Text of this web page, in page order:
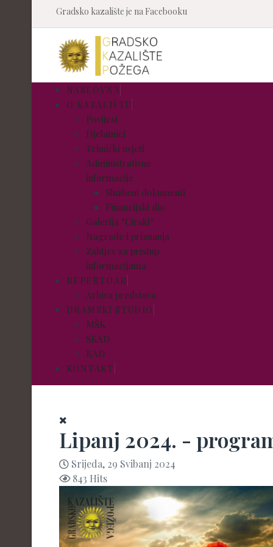
Gradsko kazalište je na Facebooku
NASLOVNA
O KAZALIŠTU
Povijest
Djelatnici
Tehnički uvjeti
Administrativne
informacije
Službeni dokumenti
Financijski dio
Galerija "Ciraki"
Nagrade i priznanja
Zahtjev za pristup
informacijama
REPERTOAR
Arhiva predstava
DRAMSKI STUDIO
MŠK
SKAD
KAD
KONTAKT
Lipanj 2024. -
Srijeda, 29 Svibanj 2024
843 Hits